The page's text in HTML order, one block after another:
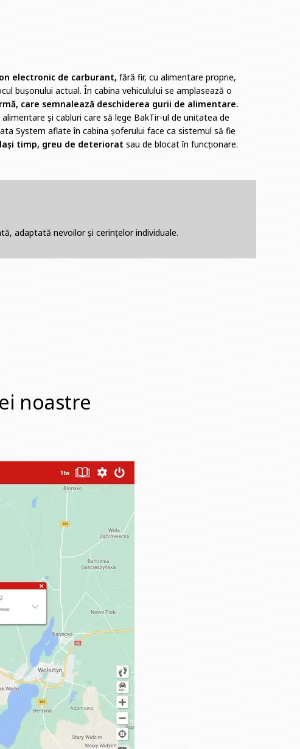
electronic de carburant, fără fir, cu alimentare proprie,
bușonului actual. În cabina vehiculului se amplasează o
care semnalează deschiderea gurii de alimentare.
și cabluri care să lege BakTir-ul de unitatea de
System aflate în cabina șoferului face ca sistemul să fie
timp, greu de deteriorat sau de blocat în funcționare.
adaptată nevoilor și cerințelor individuale.
noastre